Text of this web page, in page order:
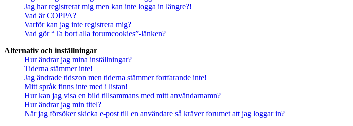
Jag har registrerat mig men kan inte logga in längre?!
Vad är COPPA?
Varför kan jag inte registrera mig?
Vad gör “Ta bort alla forumcookies”-länken?
Alternativ och inställningar
Hur ändrar jag mina inställningar?
Tiderna stämmer inte!
Jag ändrade tidszon men tiderna stämmer fortfarande inte!
Mitt språk finns inte med i listan!
Hur kan jag visa en bild tillsammans med mitt användarnamn?
Hur ändrar jag min titel?
När jag försöker skicka e-post till en användare så kräver forumet att jag loggar in?